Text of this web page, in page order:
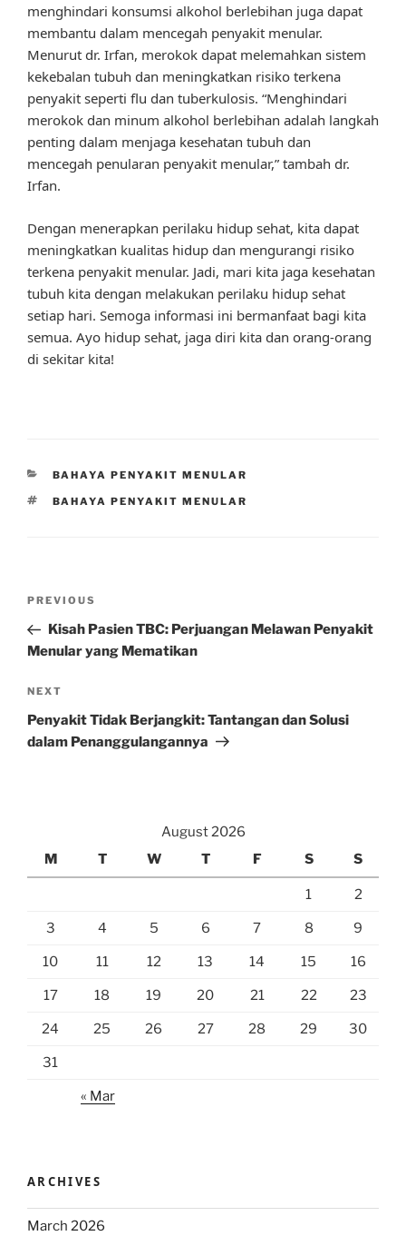
menghindari konsumsi alkohol berlebihan juga dapat
membantu dalam mencegah penyakit menular.
Menurut dr. Irfan, merokok dapat melemahkan sistem
kekebalan tubuh dan meningkatkan risiko terkena
penyakit seperti flu dan tuberkulosis. “Menghindari
merokok dan minum alkohol berlebihan adalah langkah
penting dalam menjaga kesehatan tubuh dan
mencegah penularan penyakit menular,” tambah dr.
Irfan.
Dengan menerapkan perilaku hidup sehat, kita dapat
meningkatkan kualitas hidup dan mengurangi risiko
terkena penyakit menular. Jadi, mari kita jaga kesehatan
tubuh kita dengan melakukan perilaku hidup sehat
setiap hari. Semoga informasi ini bermanfaat bagi kita
semua. Ayo hidup sehat, jaga diri kita dan orang-orang
di sekitar kita!
CATEGORIES
BAHAYA PENYAKIT MENULAR
TAGS
BAHAYA PENYAKIT MENULAR
Previous
Post
PREVIOUS
Kisah Pasien TBC: Perjuangan Melawan Penyakit
Menular yang Mematikan
Next
Post
NEXT
Penyakit Tidak Berjangkit: Tantangan dan Solusi
dalam Penanggulangannya
August 2026
M
T W T F S S
1 2
3 4 5 6 7 8 9
10 11 12 13 14 15 16
17 18 19 20 21 22 23
24 25 26 27 28 29 30
31
« Mar
ARCHIVES
March 2026